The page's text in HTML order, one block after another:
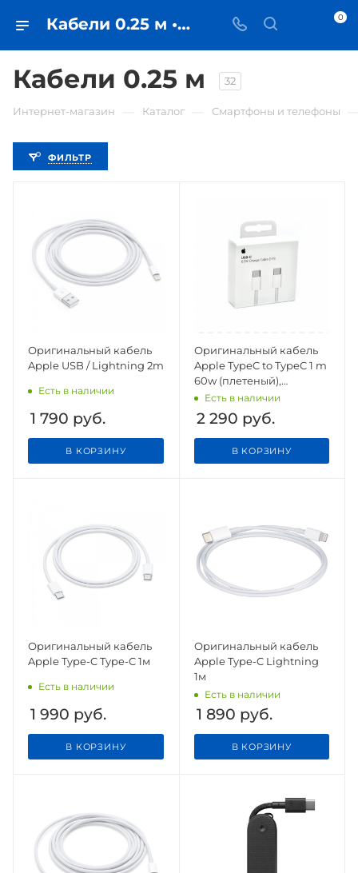
Кабели 0.25 м • купить кабель в Самаре - iЧехол 0
Кабели 0.25 м 32
Интернет-магазин Каталог Смартфоны и телефоны
ФИЛЬТР
Оригинальный кабель
Apple USB / Lightning 2m
Есть в наличии
1 790 руб.
В КОРЗИНУ
Оригинальный кабель
Apple TypeC to TypeC 1 m
60w (плетеный),
оригинал
Есть в наличии
2 290 руб.
В КОРЗИНУ
Оригинальный кабель
Apple Type-C Type-C 1м
Есть в наличии
1 990 руб.
В КОРЗИНУ
Оригинальный кабель
Apple Type-C Lightning
1м
Есть в наличии
1 890 руб.
В КОРЗИНУ